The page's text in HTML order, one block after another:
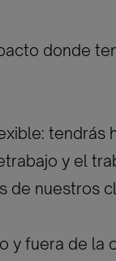
donde
tendrás
y el
de nuestros
y fuera de la